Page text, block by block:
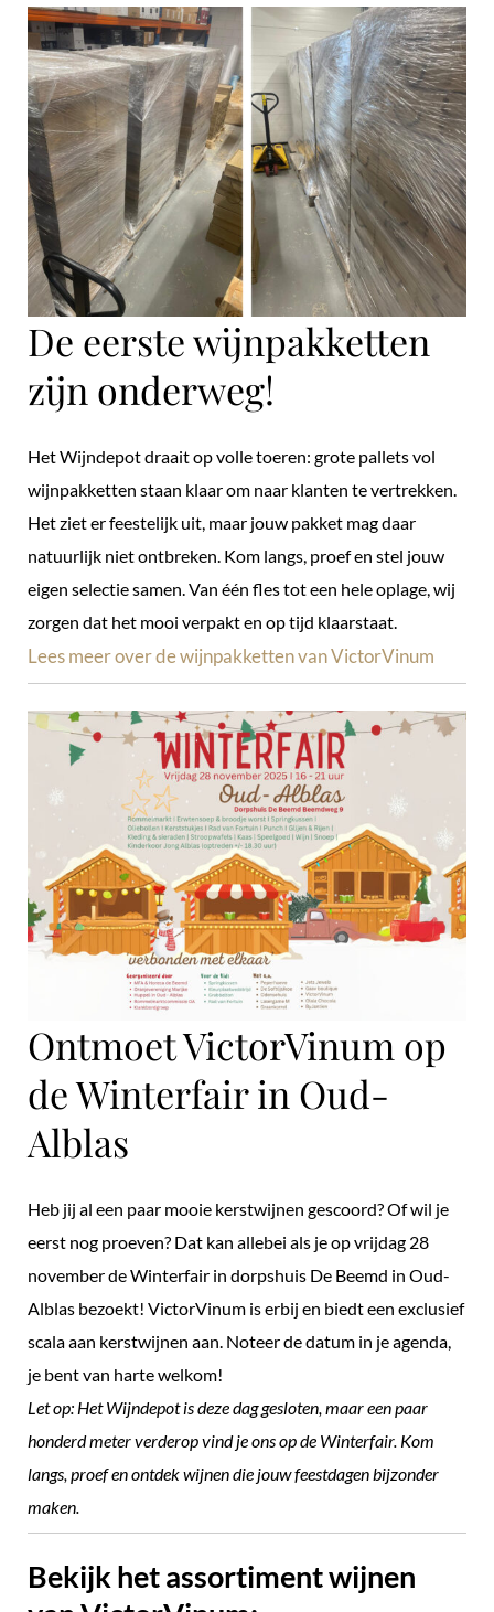
De eerste wijnpakketten
zijn onderweg!
Het Wijndepot draait op volle toeren: grote pallets vol
wijnpakketten staan klaar om naar klanten te vertrekken.
Het ziet er feestelijk uit, maar jouw pakket mag daar
natuurlijk niet ontbreken. Kom langs, proef en stel jouw
eigen selectie samen. Van één fles tot een hele oplage, wij
zorgen dat het mooi verpakt en op tijd klaarstaat.
Lees meer over de wijnpakketten van VictorVinum
Ontmoet VictorVinum op
de Winterfair in Oud-
Alblas
Heb jij al een paar mooie kerstwijnen gescoord? Of wil je
eerst nog proeven? Dat kan allebei als je op vrijdag 28
november de Winterfair in dorpshuis De Beemd in Oud-
Alblas bezoekt! VictorVinum is erbij en biedt een exclusief
scala aan kerstwijnen aan. Noteer de datum in je agenda,
je bent van harte welkom!
Let op: Het Wijndepot is deze dag gesloten, maar een paar
honderd meter verderop vind je ons op de Winterfair. Kom
langs, proef en ontdek wijnen die jouw feestdagen bijzonder
maken.
Bekijk het assortiment wijnen